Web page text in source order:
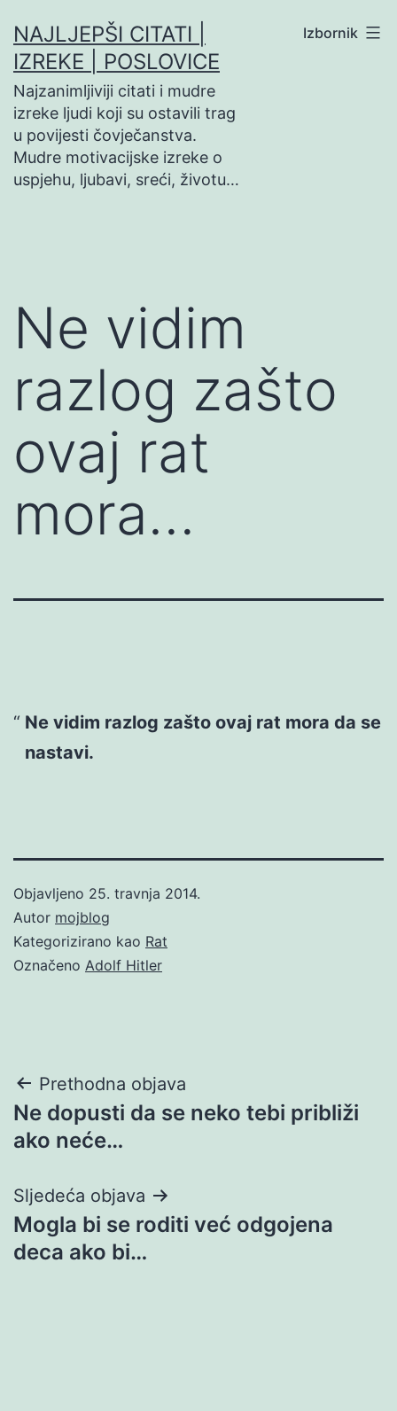
na
sadržaj
NAJLJEPŠI CITATI |
IZREKE | POSLOVICE
Najzanimljiviji citati i mudre
izreke ljudi koji su ostavili trag
u povijesti čovječanstva.
Mudre motivacijske izreke o
uspjehu, ljubavi, sreći, životu…
Izbornik
Ne vidim
razlog zašto
ovaj rat
mora…
Ne vidim razlog zašto ovaj rat mora da se
nastavi.
Objavljeno 25. travnja 2014.
Autor mojblog
Kategorizirano kao Rat
Označeno Adolf Hitler
Navigacija
objava
Prethodna objava
Ne dopusti da se neko tebi približi
ako neće…
Sljedeća objava
Mogla bi se roditi već odgojena
deca ako bi…